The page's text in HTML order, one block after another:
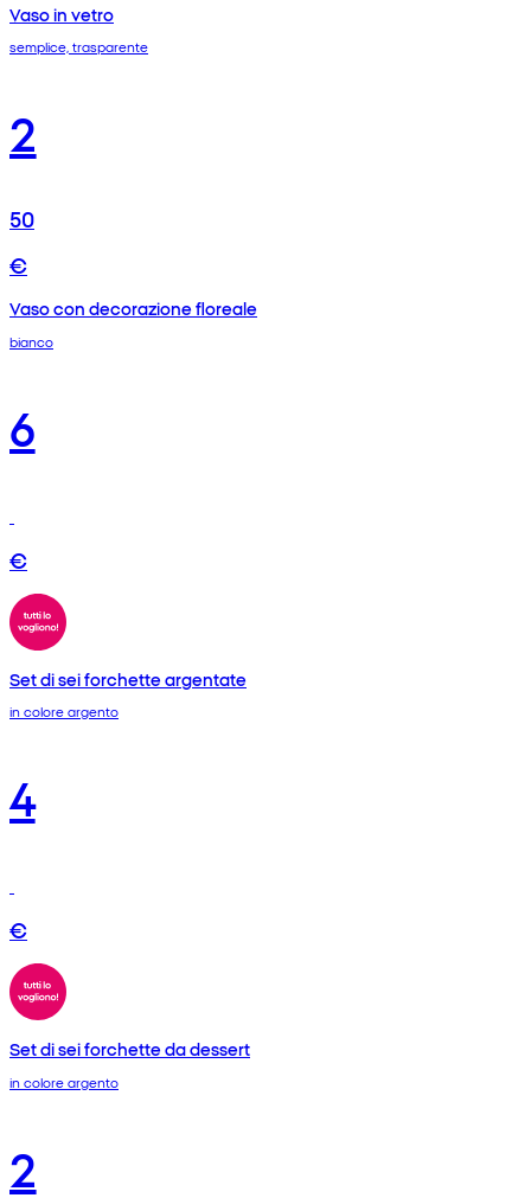
Vaso in vetro
semplice, trasparente
2
50
€
Vaso con decorazione floreale
bianco
6
€
Set di sei forchette argentate
in colore argento
4
€
Set di sei forchette da dessert
in colore argento
2